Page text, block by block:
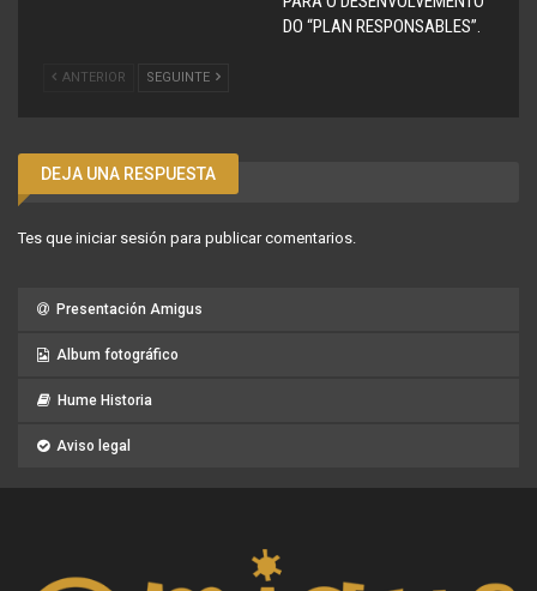
DO “PLAN RESPONSABLES”.
ANTERIOR SEGUINTE
DEJA UNA RESPUESTA
Tes que iniciar sesión para publicar comentarios.
Presentación Amigus
Album fotográfico
Hume Historia
Aviso legal